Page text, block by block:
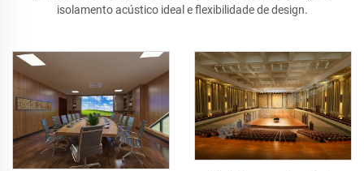
isolamento acústico ideal e flexibilidade de design.